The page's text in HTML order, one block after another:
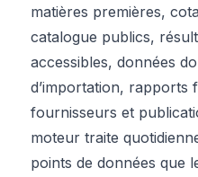
matières premières,
catalogue publics,
accessibles, données
d’importation, rapports
fournisseurs et
moteur traite
points de données que